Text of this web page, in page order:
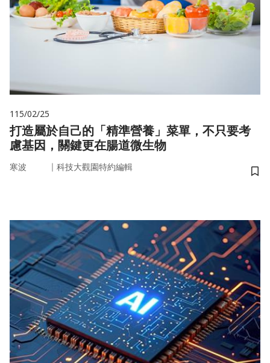
115/02/25
打造屬於自己的「精準營養」菜單，不只要考
慮基因，關鍵更在腸道微生物
寒波 ｜ 科技大觀園特約編輯
儲